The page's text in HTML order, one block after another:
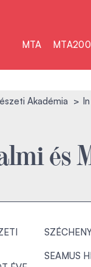
MTA MTA200
Akadémia
és
SEAMUS